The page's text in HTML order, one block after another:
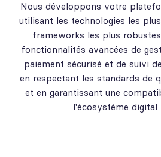
Nous développons votre
utilisant les technologies les
frameworks les plus
fonctionnalités avancées de
paiement sécurisé et de suivi
en respectant les standards de
et en garantissant une
l'écosystème digital